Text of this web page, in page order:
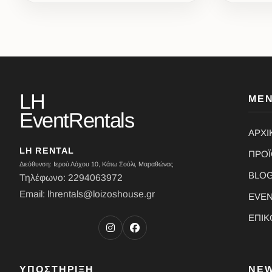
LH
EventRentals
LH RENTAL
Διεύθυνση: Ιερού Λόχου 10, Κάτω Σούλι, Μαραθώνας
Τηλέφωνο: 2294063972
Email: lhrentals@loizoshouse.gr
ΥΠΟΣΤΗΡΙΞΗ